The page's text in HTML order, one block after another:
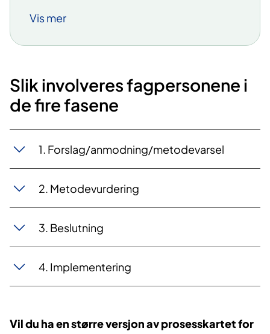
leger/klinikere/medisinere, farmasøyter,
psykologer.
I Nye metoder kalles en fagperson som
blir rekruttert til å bidra i en
Vis mer
Slik involveres fagpersonene i
de fire fasene
1. Forslag/anmodning/metodevarsel
2. Metodevurdering
3. Beslutning
4. Implementering
Vil du ha en større versjon av prosesskartet for